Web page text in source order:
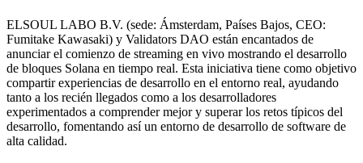
ELSOUL LABO B.V. (sede: Ámsterdam, Países Bajos, CEO:
Fumitake Kawasaki) y Validators DAO están encantados de
anunciar el comienzo de streaming en vivo mostrando el desarrollo
de bloques Solana en tiempo real. Esta iniciativa tiene como objetivo
compartir experiencias de desarrollo en el entorno real, ayudando
tanto a los recién llegados como a los desarrolladores
experimentados a comprender mejor y superar los retos típicos del
desarrollo, fomentando así un entorno de desarrollo de software de
alta calidad.